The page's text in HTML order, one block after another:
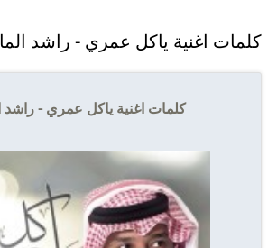
كلمات اغنية ياكل عمري - راشد
كلمات اغنية ياكل عمري - راشد